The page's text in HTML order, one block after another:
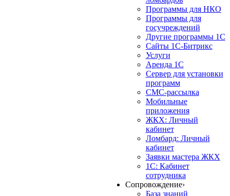
Программы для НКО
Программы для
госучреждений
Другие программы 1С
Сайты 1С-Битрикс
Услуги
Аренда 1С
Сервер для установки
программ
СМС-рассылка
Мобильные
приложения
ЖКХ: Личный
кабинет
Ломбард: Личный
кабинет
Заявки мастера ЖКХ
1С: Кабинет
сотрудника
Сопровождение›
База знаний